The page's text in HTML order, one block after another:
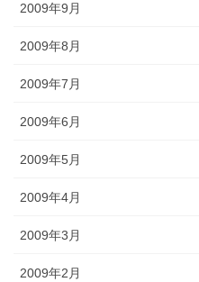
2009年9月
2009年8月
2009年7月
2009年6月
2009年5月
2009年4月
2009年3月
2009年2月